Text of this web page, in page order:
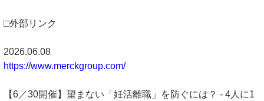
□外部リンク
2026.06.08
https://www.merckgroup.com/
【6／30開催】望まない「妊活離職」を防ぐには？ - 4人に1